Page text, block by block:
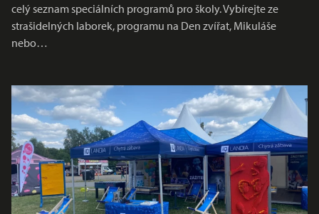
celý seznam speciálních programů pro školy. Vybírejte ze
strašidelných laborek, programu na Den zvířat, Mikuláše
nebo…